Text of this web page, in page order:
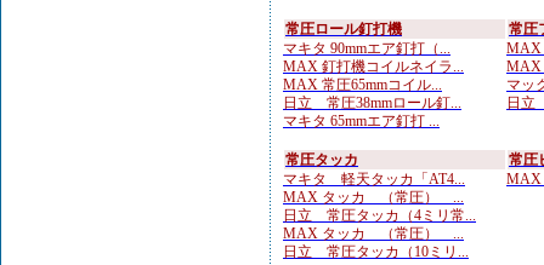
常圧ロール釘打機
マキタ 90mmエア釘打（...
MAX 釘打機コイルネイラ...
MAX 常圧65mmコイル...
日立 常圧38mmロール釘...
マキタ 65mmエア釘打 ...
常圧
MAX
MAX
マッ
日立
常圧タッカ
マキタ 軽天タッカ「AT4...
MAX タッカ （常圧） ...
日立 常圧タッカ（4ミリ常...
MAX タッカ （常圧） ...
日立 常圧タッカ（10ミリ...
常圧
MAX